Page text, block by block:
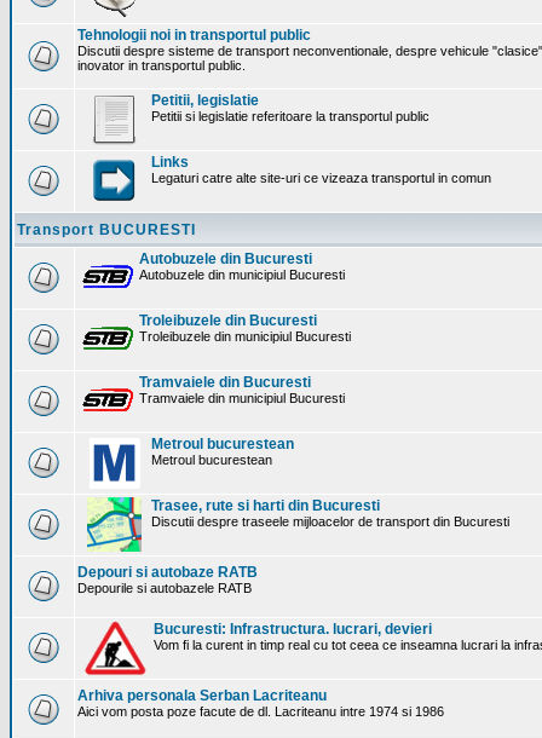
Tehnologii noi in transportul public
Discutii despre sisteme de transport neconventionale, despre vehicule
inovator in transportul public.
Petitii, legislatie
Petitii si legislatie referitoare la transportul public
Links
Legaturi catre alte site-uri ce vizeaza transportul in comun
Transport BUCURESTI
Autobuzele din Bucuresti
Autobuzele din municipiul Bucuresti
Troleibuzele din Bucuresti
Troleibuzele din municipiul Bucuresti
Tramvaiele din Bucuresti
Tramvaiele din municipiul Bucuresti
Metroul bucurestean
Metroul bucurestean
Trasee, rute si harti din Bucuresti
Discutii despre traseele mijloacelor de transport din Bucuresti
Depouri si autobaze RATB
Depourile si autobazele RATB
Bucuresti: Infrastructura. lucrari, devieri
Vom fi la curent in timp real cu tot ceea ce inseamna lucrari la
Arhiva personala Serban Lacriteanu
Aici vom posta poze facute de dl. Lacriteanu intre 1974 si 1986